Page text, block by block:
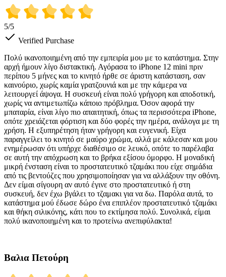
5/5
Verified Purchase
Πολύ ικανοποιημένη από την εμπειρία μου με το κατάστημα. Στην
αρχή ήμουν λίγο διστακτική. Αγόρασα το iPhone 12 mini πριν
περίπου 5 μήνες και το κινητό ήρθε σε άριστη κατάσταση, σαν
καινούριο, χωρίς καμία γρατζουνιά και με την κάμερα να
λειτουργεί άψογα. Η συσκευή είναι πολύ γρήγορη και αποδοτική,
χωρίς να αντιμετωπίζω κάποιο πρόβλημα. Όσον αφορά την
μπαταρία, είναι λίγο πιο απαιτητική, όπως τα περισσότερα iPhone,
οπότε χρειάζεται φόρτιση και δύο φορές την ημέρα, ανάλογα με τη
χρήση. Η εξυπηρέτηση ήταν γρήγορη και ευγενική. Είχα
παραγγείλει το κινητό σε μαύρο χρώμα, αλλά με κάλεσαν και μου
ενημέρωσαν ότι υπήρχε διαθέσιμο σε λευκό, οπότε το παρέλαβα
σε αυτή την απόχρωση και το βρήκα εξίσου όμορφο. Η μοναδική
μικρή ένσταση είναι το προστατευτικό τζαμάκι που είχε σημάδια
από τις βεντούζες που χρησιμοποίησαν για να αλλάξουν την οθόνη.
Δεν είμαι σίγουρη αν αυτό έγινε στο προστατευτικό ή στη
συσκευή, δεν έχω βγάλει το τζαμακι για να δω. Παρόλα αυτά, το
κατάστημα μού έδωσε δώρο ένα επιπλέον προστατευτικό τζαμάκι
και θήκη σιλικόνης, κάτι που το εκτίμησα πολύ. Συνολικά, είμαι
πολύ ικανοποιημένη και το προτείνω ανεπιφύλακτα!
Βαλια Πετούρη